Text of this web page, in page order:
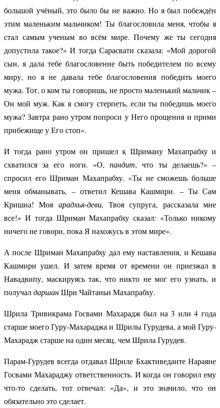
большой учёный, это было бы не важно. Но я был побеждён
этим маленьким мальчиком! Ты благословила меня, чтобы я
стал самым ученым во всём мире. Почему же ты сегодня
допустила такое?» И тогда Сарасвати сказала: «Мой дорогой
сын, я дала тебе благословение быть победителем по всему
миру, но я не давала тебе благословения победить моего
мужа. Тот, о ком ты говоришь, не просто маленький мальчик –
Он мой муж. Как я смогу стерпеть, если ты победишь моего
мужа? Завтра рано утром попроси у Него прощения и прими
прибежище у Его стоп».
И тогда рано утром он пришел к Шриману Махапрабху и
схватился за его ноги. «О,пандит, что ты делаешь?» –
спросил его Шриман Махапрабху. «Ты не сможешь больше
меня обманывать, – ответил Кешава Кашмири. – Ты Сам
Кришна! Моя арадхья-деви, Твоя супруга, рассказала мне
все!» И тогда Шриман Махапрабху сказал: «Только никому
ничего не говори, пока Я нахожусь в этом мире».
А после Шриман Махапрабху дал ему наставления, и Кешава
Кашмири ушел. И затем время от времени он приезжал в
Навадвипу, маскируясь так, что никто не мог его узнать, и
получалдаршанШри Чайтаньи Махапрабху.
Шрила Тривикрама Госвами Махарадж был на 3 или 4 года
старше моего Гуру-Махараджа и Шрилы Гурудева, а мой Гуру-
Махарадж старше на один месяц, чем Шрила Гурудев.
Парам-Гурудев всегда отдавал Шриле Бхактиведанте Нараяне
Госвами Махараджу ответственность. И когда он говорил ему
что-то сделать, тот отвечал: «Да», и это значило, что он
обязательно это сделает.